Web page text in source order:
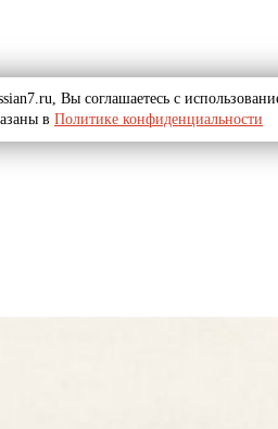
Вы соглашаетесь с
в Политике конфиденциальности